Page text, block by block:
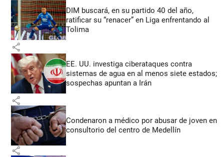
DIM buscará, en su partido 40 del año,
ratificar su “renacer” en Liga enfrentando al
Tolima
share
EE. UU. investiga ciberataques contra
sistemas de agua en al menos siete estados;
sospechas apuntan a Irán
share
Condenaron a médico por abusar de joven en
consultorio del centro de Medellín
share